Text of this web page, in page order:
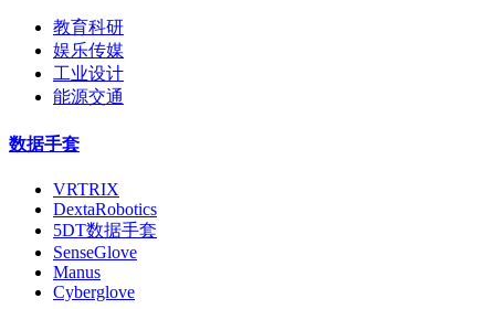
教育科研
娱乐传媒
工业设计
能源交通
数据手套
VRTRIX
DextaRobotics
5DT数据手套
SenseGlove
Manus
Cyberglove